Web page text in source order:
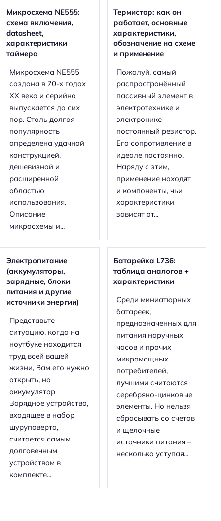
Микросхема NE555:
схема включения,
datasheet,
характеристики
таймера
Микросхема NE555
создана в 70-х годах
XX века и серийно
выпускается до сих
пор. Столь долгая
популярность
определена удачной
конструкцией,
дешевизной и
расширенной
областью
использования.
Описание
микросхемы и...
Термистор: как он
работает, основные
характеристики,
обозначение на схеме
и применение
Пожалуй, самый
распространённый
пассивный элемент в
электротехнике и
электронике –
постоянный резистор.
Его сопротивление в
идеале постоянно.
Наряду с этим,
применение находят
и компоненты, чьи
характеристики
зависят от...
Электропитание
(аккумуляторы,
зарядные, блоки
питания и другие
источники энергии)
Представьте
ситуацию, когда на
ноутбуке находится
труд всей вашей
жизни, Вам его нужно
открыть, но
аккумулятор
Зарядное устройство,
входящее в набор
шуруповерта,
считается самым
долговечным
устройством в
комплекте...
Батарейка L736:
таблица аналогов +
характеристики
Среди миниатюрных
батареек,
предназначенных для
питания наручных
часов и прочих
микромощных
потребителей,
лучшими считаются
серебряно-цинковые
элементы. Но нельзя
сбрасывать со счетов
и щелочные
источники питания –
несколько уступая...